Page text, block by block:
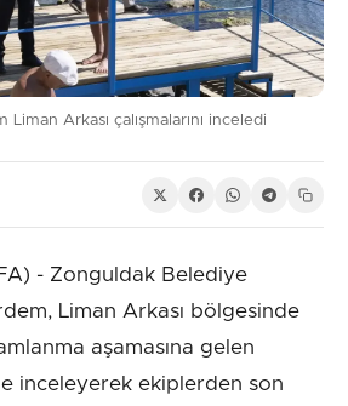
Liman Arkası çalışmalarını inceledi
- Zonguldak Belediye
Liman Arkası bölgesinde
aşamasına gelen
inceleyerek ekiplerden son